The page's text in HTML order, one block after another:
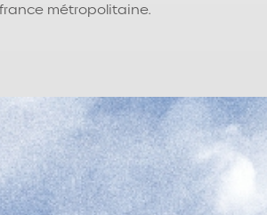
métropolitaine.